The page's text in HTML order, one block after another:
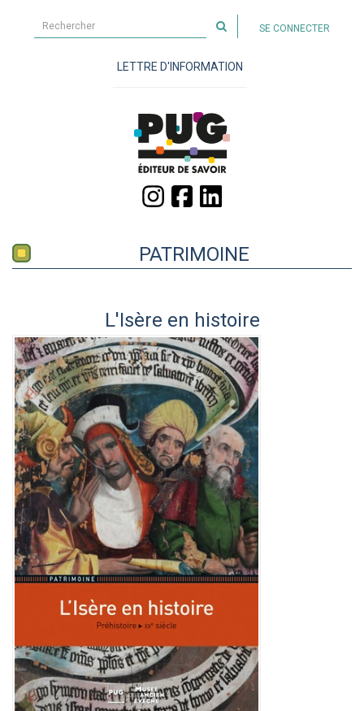
sur
site
SE CONNECTER
LETTRE D'INFORMATION
PATRIMOINE
L'Isère en histoire